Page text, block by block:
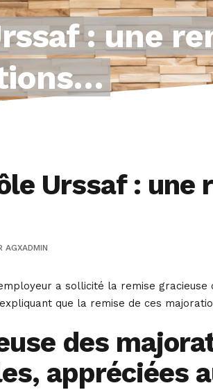
: une
Urssaf : une
AGXADMIN
a sollicité la remise
que la remise de ces
des
appréciées